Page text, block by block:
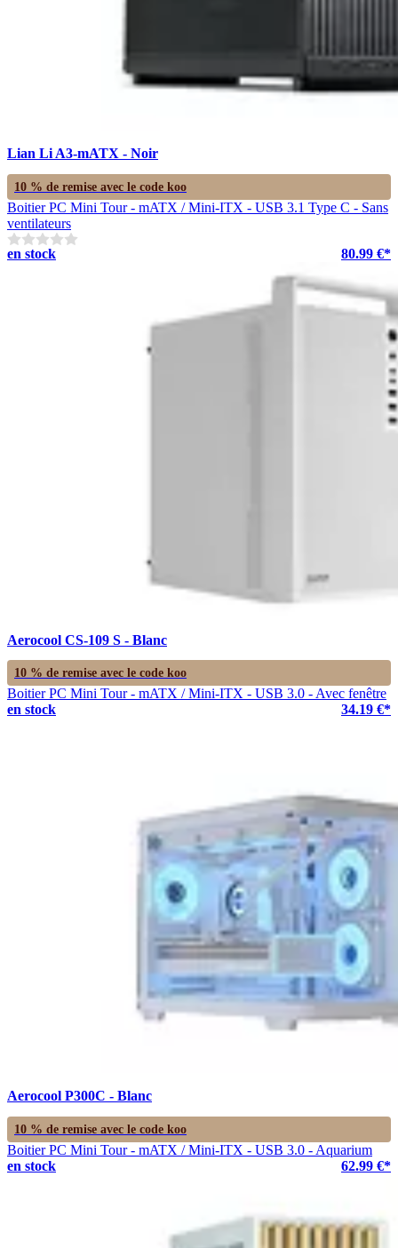
Lian Li A3-mATX - Noir
10 % de remise avec le code koo
Boitier PC Mini Tour - mATX / Mini-ITX - USB 3.1 Type C - Sans
ventilateurs
en stock
80.99 €*
Aerocool CS-109 S - Blanc
10 % de remise avec le code koo
Boitier PC Mini Tour - mATX / Mini-ITX - USB 3.0 - Avec fenêtre
en stock
34.19 €*
Aerocool P300C - Blanc
10 % de remise avec le code koo
Boitier PC Mini Tour - mATX / Mini-ITX - USB 3.0 - Aquarium
en stock
62.99 €*